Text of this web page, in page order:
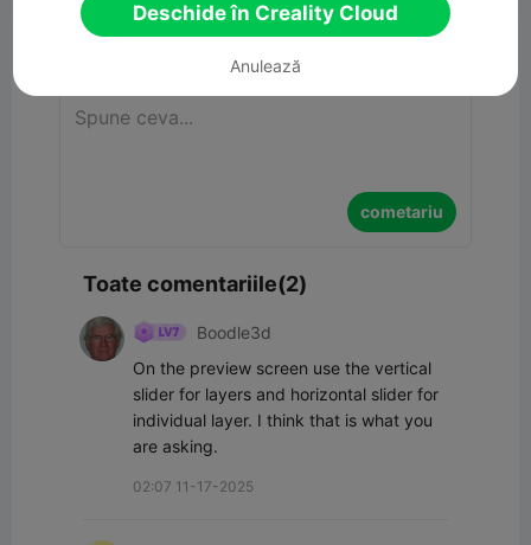
cometariu
cometariu
Toate comentariile(2)
Boodle3d
On the preview screen use the vertical
slider for layers and horizontal slider for
individual layer. I think that is what you
are asking.
02:07 11-17-2025
Deschide în Creality Cloud
Anulează